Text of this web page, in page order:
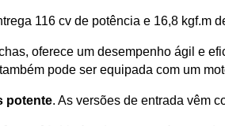
116 cv de potência e 16,8 kgf.m
oferece um desempenho ágil e
pode ser equipada com um
potente. As versões de entrada vêm